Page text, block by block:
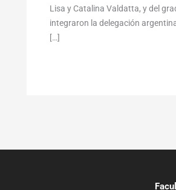
Lisa y Catalina Valdatta, y del
integraron la delegación
[…]